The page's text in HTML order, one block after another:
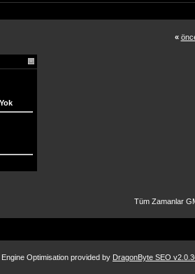
«
Yok
Tüm Zamanlar
Optimisation provided by DragonByte SEO